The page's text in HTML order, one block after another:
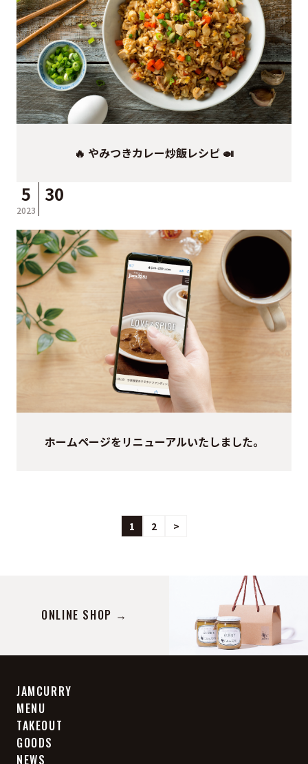
🔥 やみつきカレー炒飯レシピ 🍛
5
2023
30
ホームページをリニューアルいたしました。
1 2 >
ONLINE SHOP →
JAMCURRY
MENU
TAKEOUT
GOODS
NEWS